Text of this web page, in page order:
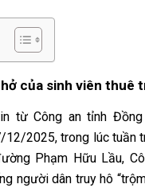
của sinh viên thuê
từ Công an tỉnh Đồng
12/2025, trong lúc tuần
Phạm Hữu Lầu,
người dân truy hô